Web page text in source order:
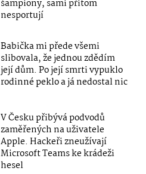
šampiony, sami přitom
nesportují
Babička mi přede všemi
slibovala, že jednou zdědím
její dům. Po její smrti vypuklo
rodinné peklo a já nedostal nic
V Česku přibývá podvodů
zaměřených na uživatele
Apple. Hackeři zneužívají
Microsoft Teams ke krádeži
hesel